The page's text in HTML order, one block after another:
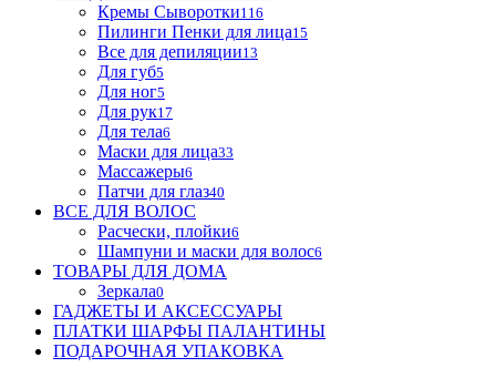
Кремы Сыворотки116
Пилинги Пенки для лица15
Все для депиляции13
Для губ5
Для ног5
Для рук17
Для тела6
Маски для лица33
Массажеры6
Патчи для глаз40
ВСЕ ДЛЯ ВОЛОС
Расчески, плойки6
Шампуни и маски для волос6
ТОВАРЫ ДЛЯ ДОМА
Зеркала0
ГАДЖЕТЫ И АКСЕССУАРЫ
ПЛАТКИ ШАРФЫ ПАЛАНТИНЫ
ПОДАРОЧНАЯ УПАКОВКА